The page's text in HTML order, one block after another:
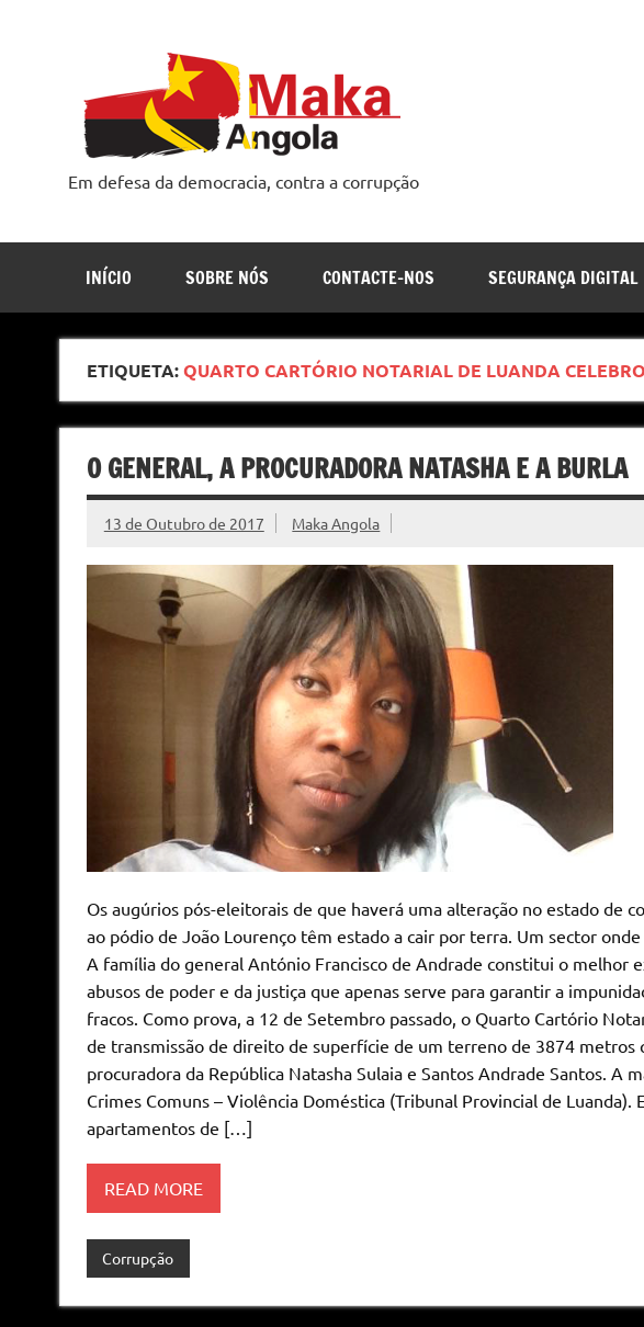
Em defesa da democracia, contra a corrupção
INÍCIO SOBRE NÓS CONTACTE-NOS SEGURANÇA DIGITAL
ETIQUETA:QUARTO CARTÓRIO NOTARIAL DE LUANDA
O GENERAL, A PROCURADORA NATASHA E A BURLA
13 de Outubro de 2017 Maka Angola
Os augúrios pós-eleitorais de que haverá uma alteração no estado de
ao pódio de João Lourenço têm estado a cair por terra. Um sector
A família do general António Francisco de Andrade constitui o melhor
abusos de poder e da justiça que apenas serve para garantir a
fracos. Como prova, a 12 de Setembro passado, o Quarto Cartório
de transmissão de direito de superfície de um terreno de 3874 metros
procuradora da República Natasha Sulaia e Santos Andrade Santos. A
Crimes Comuns – Violência Doméstica (Tribunal Provincial de
apartamentos de […]
READ MORE
Corrupção